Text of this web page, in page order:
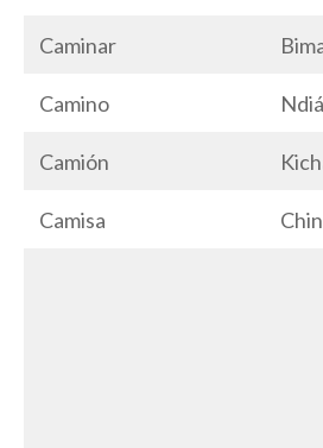
Caminar
Camino Ndiá
Camión
Camisa